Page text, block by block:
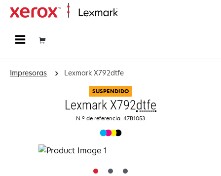
Impresoras Lexmark X792dtfe
SUSPENDIDO
Lexmark X792dtfe
N.º de referencia: 47B1053